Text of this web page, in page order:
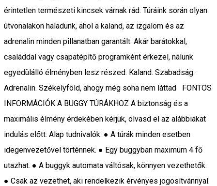
érintetlen természeti kincsek várnak rád. Túráink során olyan
útvonalakon haladunk, ahol a kaland, az izgalom és az
adrenalin minden pillanatban garantált. Akár barátokkal,
családdal vagy csapatépítő programként érkezel, nálunk
egyedülálló élményben lesz részed. Kaland. Szabadság.
Adrenalin. Székelyföld, ahogy még soha nem láttad FONTOS
INFORMÁCIÓK A BUGGY TÚRÁKHOZ A biztonság és a
maximális élmény érdekében kérjük, olvasd el az alábbiakat
indulás előtt: Alap tudnivalók: ● A túrák minden esetben
idegenvezetővel történnek. ● Egy buggyban maximum 4 fő
utazhat. ● A buggyk automata váltósak, könnyen vezethetők.
● Csak az vezethet, aki rendelkezik érvényes jogosítvánnyal.